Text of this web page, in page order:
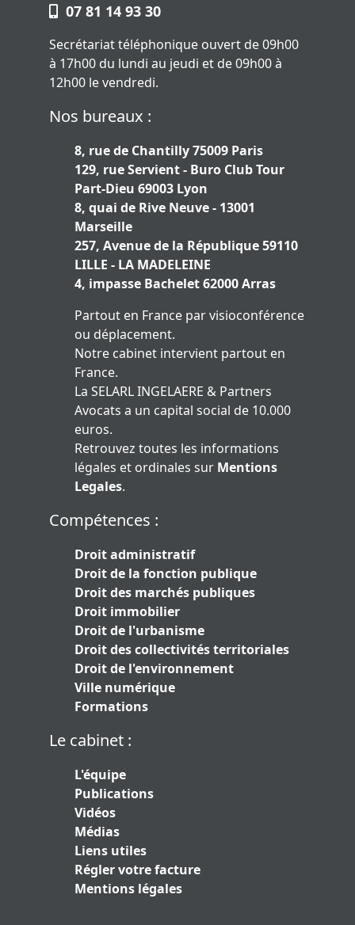
07 81 14 93 30
Secrétariat téléphonique ouvert de 09h00
à 17h00 du lundi au jeudi et de 09h00 à
12h00 le vendredi.
Nos bureaux :
8, rue de Chantilly 75009 Paris
129, rue Servient - Buro Club Tour
Part-Dieu 69003 Lyon
8, quai de Rive Neuve - 13001
Marseille
257, Avenue de la République 59110
LILLE - LA MADELEINE
4, impasse Bachelet 62000 Arras
Partout en France par visioconférence
ou déplacement.
Notre cabinet intervient partout en
France.
La SELARL INGELAERE & Partners
Avocats a un capital social de 10.000
euros.
Retrouvez toutes les informations
légales et ordinales sur Mentions
Legales.
Compétences :
Droit administratif
Droit de la fonction publique
Droit des marchés publiques
Droit immobilier
Droit de l'urbanisme
Droit des collectivités territoriales
Droit de l'environnement
Ville numérique
Formations
Le cabinet :
L'équipe
Publications
Vidéos
Médias
Liens utiles
Régler votre facture
Mentions légales